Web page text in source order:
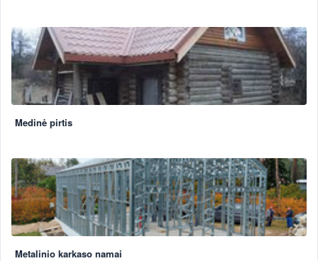
Medinė pirtis
Metalinio karkaso namai